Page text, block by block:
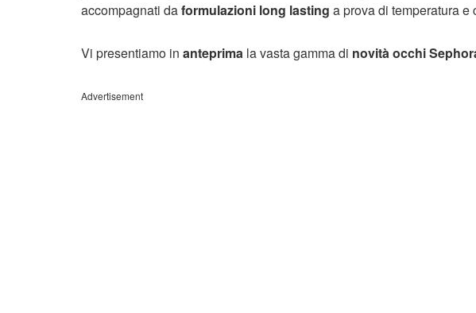
accompagnati daformulazioni long lasting a prova di temperatura e
Vi presentiamo in anteprima la vasta gamma di novità occhi
Advertisement